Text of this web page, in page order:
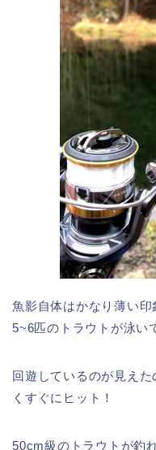
魚影自体はかなり薄い
5~6匹のトラウトが泳い
回遊しているのが見え
くすぐにヒット！
50cm級のトラウトが釣